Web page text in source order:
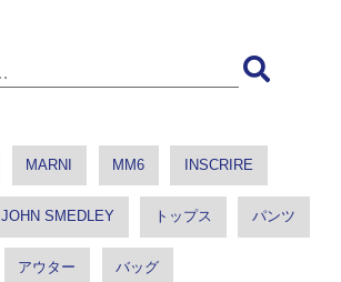
MARNI MM6 INSCRIRE
JOHN SMEDLEY トップス パンツ
アウター バッグ